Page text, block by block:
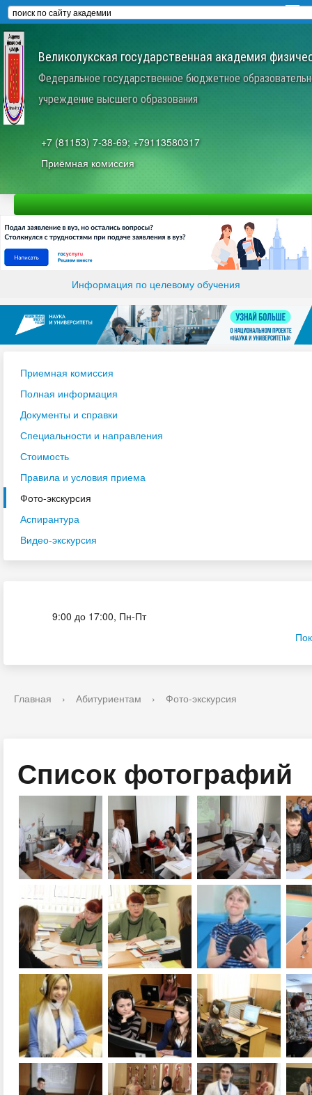
Великолукская государственная академия
Федеральное государственное бюджетное
учреждение высшего образования
+7 (81153) 7-38-69; +79113580317
Приёмная комиссия
Информация по целевому обучения
Приемная комиссия
Полная информация
Документы и справки
Специальности и направления
Стоимость
Правила и условия приема
Фото-экскурсия
Аспирантура
Видео-экскурсия
9:00 до 17:00, Пн-Пт
Главная › Абитуриентам › Фото-экскурсия
Список фотографий